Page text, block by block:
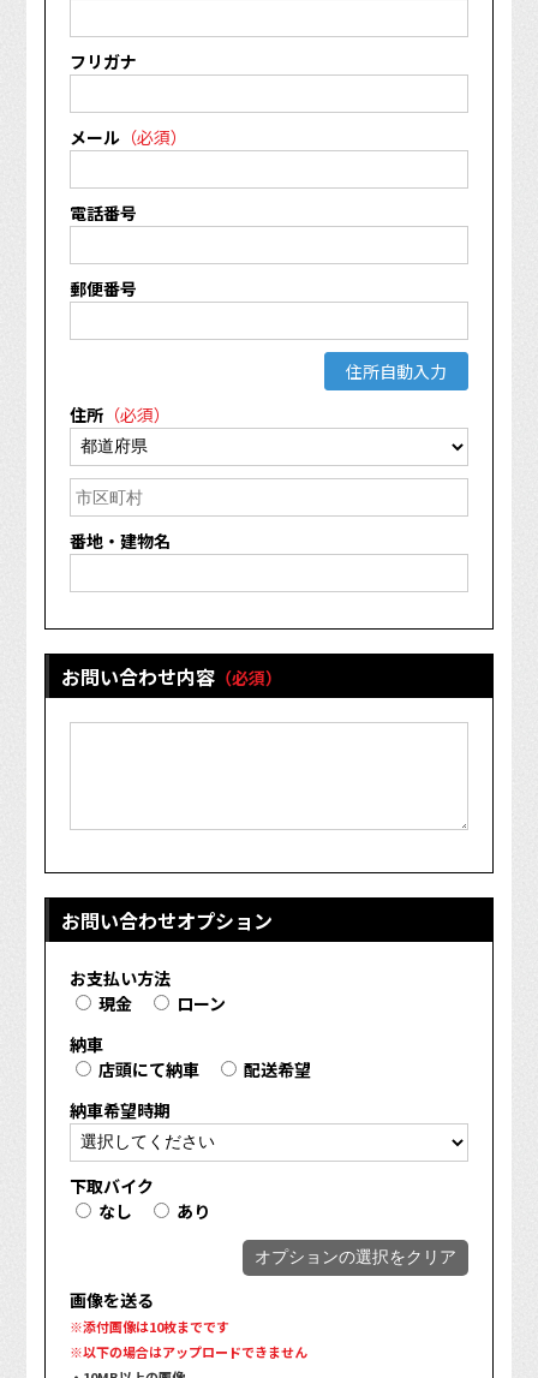
フリガナ
メール （必須）
電話番号
郵便番号
住所自動入力
住所 （必須）
番地・建物名
お問い合わせ内容 （必須）
お問い合わせオプション
お支払い方法
現金
ローン
納車
店頭にて納車
配送希望
納車希望時期
下取バイク
なし
あり
オプションの選択をクリア
画像を送る
※添付画像は10枚までです
※以下の場合はアップロードできません